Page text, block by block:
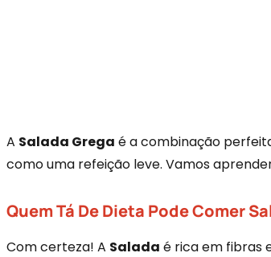
A Salada Grega é a combinação
como uma refeição leve. Vamos
Quem Tá De Dieta Pode Comer
Com certeza! A Salada é rica em fibras